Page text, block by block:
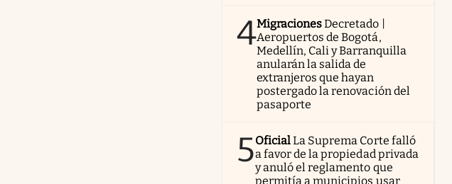
4MigracionesDecretado |
Aeropuertos de Bogotá,
Medellín, Cali y Barranquilla
anularán la salida de
extranjeros que hayan
postergado la renovación del
pasaporte
5OficialLa Suprema Corte falló
a favor de la propiedad privada
y anuló el reglamento que
permitía a municipios usar